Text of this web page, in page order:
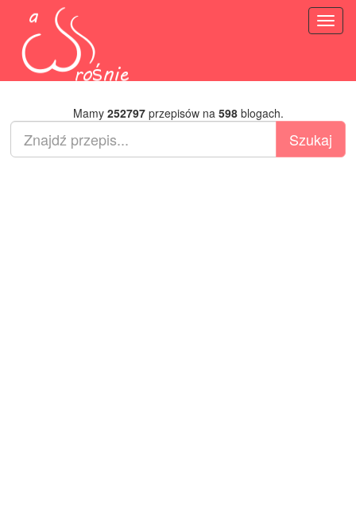
Mamy 252797przepisów na 598blogach.